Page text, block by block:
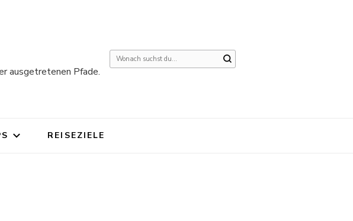
ausgetretenen Pfade.
Suchst
REISEZIELE